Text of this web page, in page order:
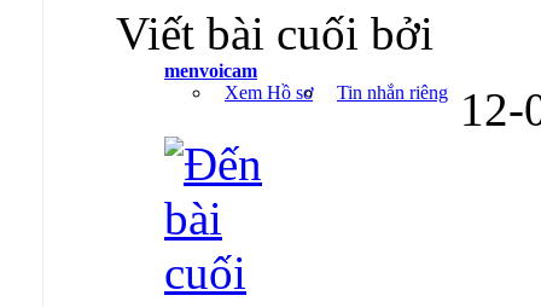
Viết bài cuối bởi
menvoicam
Xem Hồ sơ
Tin nhắn riêng